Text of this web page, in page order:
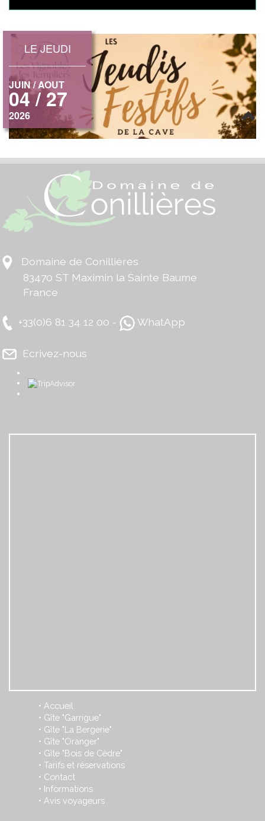
Domaine de Conillières
83470 ST Maximin la Sainte Baume
France
+33(0)6 81 34 12 00 - WhatApp
Ecrivez-nous
• Accueil
• Gîte "Garrigue"
• Gîte "La Bergerie"
• Gîte "Oranger"
• Gîte "Bois de Cèdre"
• Tarifs et réservations
• Contact
• Informations
• Avis voyageurs